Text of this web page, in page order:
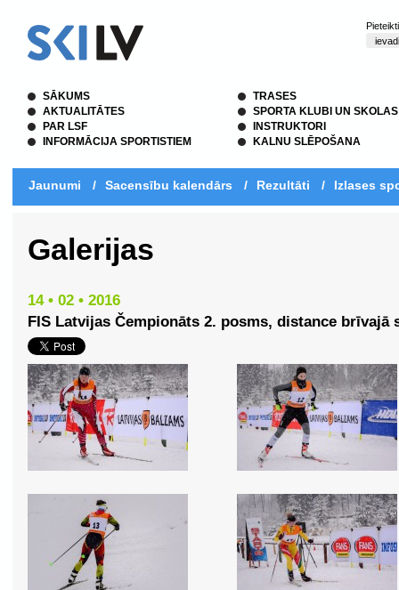
SĀKUMS
AKTUALITĀTES
PAR LSF
INFORMĀCIJA SPORTISTIEM
TRASES
SPORTA KLUBI UN SKOLAS
INSTRUKTORI
KALNU SLĒPOŠANA
Jaunumi / Sacensību kalendārs / Rezultāti / Izlases
Galerijas
14 • 02 • 2016
FIS Latvijas Čempionāts 2. posms, distance brīvajā